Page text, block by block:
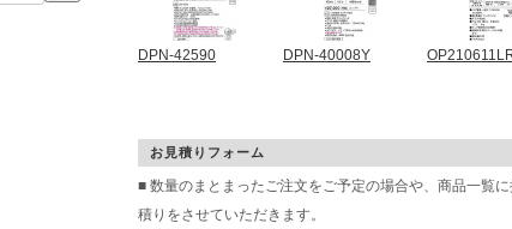
DPN-42590 DPN-40008Y
お見積りフォーム
■ 数量のまとまったご注文をご予定の場合や、商品一覧
積りをさせていただきます。